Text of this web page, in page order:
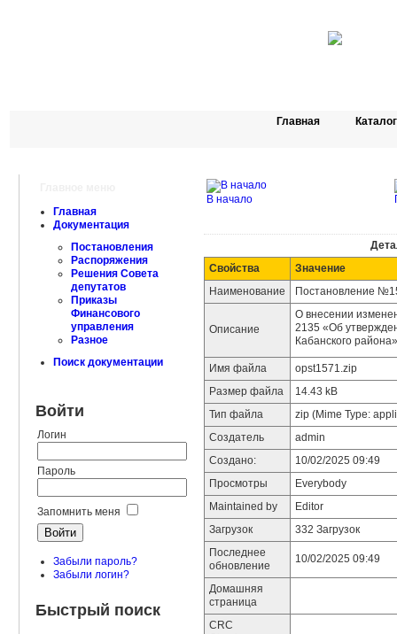
Главная
Главная
Документация
Постановления
Распоряжения
Решения Совета
депутатов
Приказы
Финансового
управления
Разное
Поиск документации
Войти
Логин
Пароль
Запомнить меня
Забыли пароль?
Забыли логин?
Быстрый поиск
В начало
Свойства
Значение
Наименование
Постановление
Описание
О внесении
2135 «Об
Кабанского района»
Имя файла
opst1571.zip
Размер файла
14.43 kB
Тип файла
zip (Mime Type:
Создатель
admin
Создано:
10/02/2025 09:49
Просмотры
Everybody
Maintained by
Editor
Загрузок
332 Загрузок
Последнее
обновление
10/02/2025 09:49
Домашняя
страница
CRC